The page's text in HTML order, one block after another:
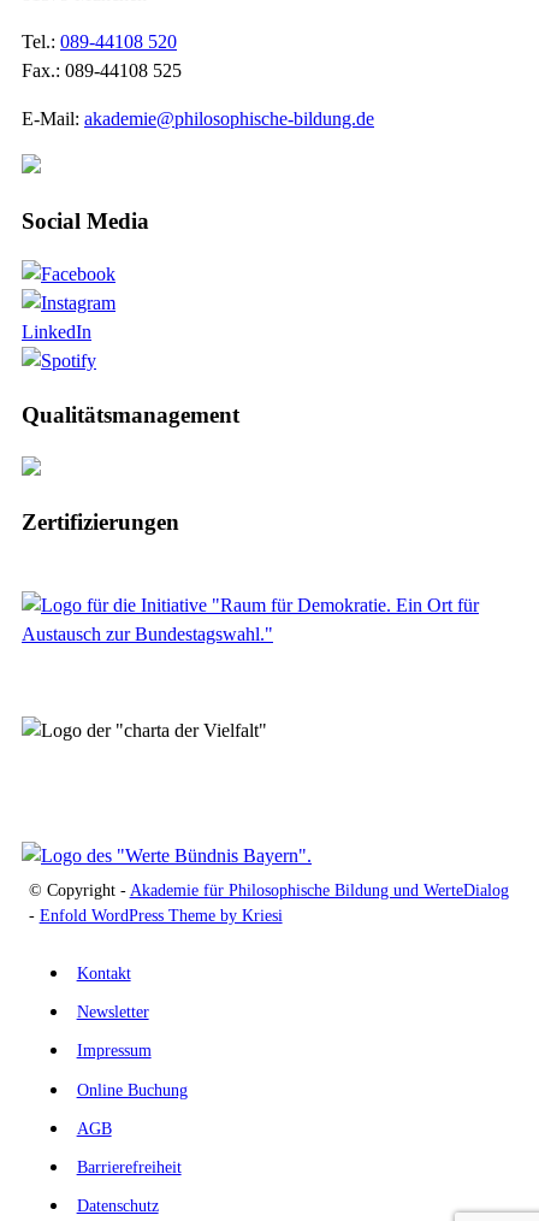
Tel.: 089-44108 520
Fax.: 089-44108 525
E-Mail: akademie@philosophische-bildung.de
Social Media
LinkedIn
Qualitätsmanagement
Zertifizierungen
© Copyright - Akademie für Philosophische Bildung und WerteDialog
- Enfold WordPress Theme by Kriesi
Kontakt
Newsletter
Impressum
Online Buchung
AGB
Barrierefreiheit
Datenschutz